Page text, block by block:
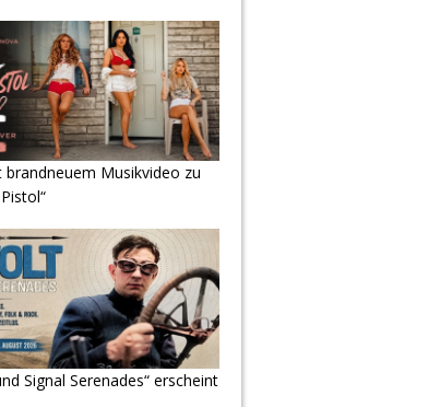
Musikvideo zu
Signal Serenades“ erscheint